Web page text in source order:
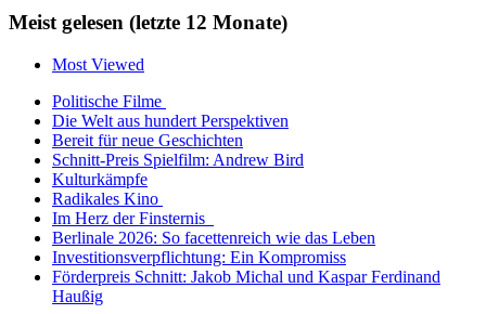
Meist gelesen (letzte 12 Monate)
Most Viewed
Politische Filme
Die Welt aus hundert Perspektiven
Bereit für neue Geschichten
Schnitt-Preis Spielfilm: Andrew Bird
Kulturkämpfe
Radikales Kino
Im Herz der Finsternis
Berlinale 2026: So facettenreich wie das Leben
Investitionsverpflichtung: Ein Kompromiss
Förderpreis Schnitt: Jakob Michal und Kaspar Ferdinand
Haußig